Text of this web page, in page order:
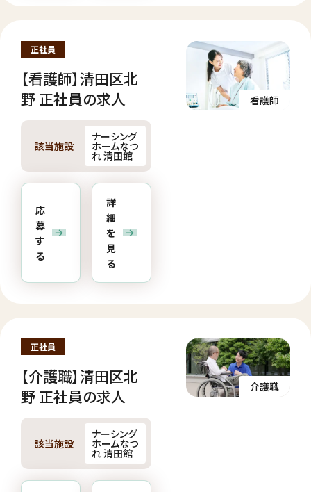
正社員
【看護師】清田区北
野 正社員の求人
該当施設
ナーシング
ホームなつ
れ 清田館
応
募
す
る
詳
細
を
見
る
看護師
正社員
【介護職】清田区北
野 正社員の求人
該当施設
ナーシング
ホームなつ
れ 清田館
介護職